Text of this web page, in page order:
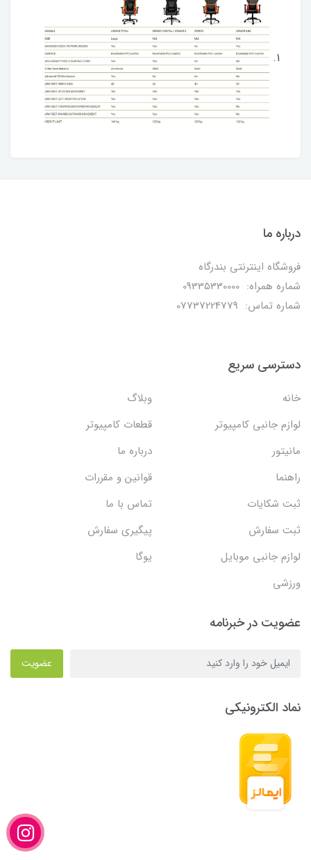
درباره ما
فروشگاه اینترنتی بندرگاه
شماره همراه: 09335330000
شماره تماس: 07737224779
دسترسی سریع
خانه
وبلاگ
لوازم جانبی کامپیوتر
قطعات کامپیوتر
مانیتور
درباره ما
راهنما
قوانین و مقررات
ثبت شکایات
تماس با ما
ثبت سفارش
پیگیری سفارش
لوازم جانبی موبایل
یوگا
ورزشی
عضویت در خبرنامه
عضویت
نماد الکترونیکی